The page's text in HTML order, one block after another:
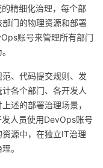
精细化治理，每个部
门的物理资源和部署
账号来管理所有部门
、代码提交规则、发
各个部门、各开发人
述的部署治理场景，
人员使用DevOps账号
源中，在独立IT治理
。